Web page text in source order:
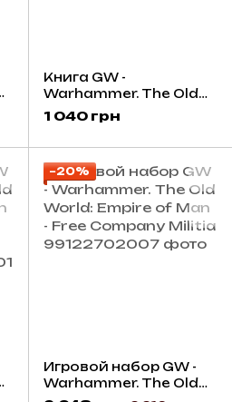
Книга GW -
Warhammer. The Old
World: Arcane Journal -
Empire Of Man
1 040 грн
−20%
Игровой набор GW -
Warhammer. The Old
World: Empire of Man -